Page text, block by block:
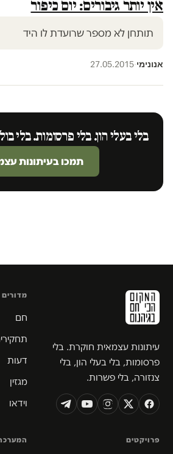
אין יותר גיבורים: יום כיפור
תותחן לא מספר שרועדת לו היד
אנונימי·
27.05.2015
בלי בעלי הון. בלי פרסומות. בלי
תמכו בעיתונות
עיתונות עצמאית חוקרת. בלי
פרסומות, בלי בעלי הון, בלי
צנזורה, בלי פשרות.
מדורים
חם
דעות
מגזין
וידאו
פרויקטים